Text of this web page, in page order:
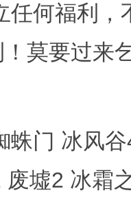
任何福利，
莫要过来
蛛门 冰风
废墟2 冰霜